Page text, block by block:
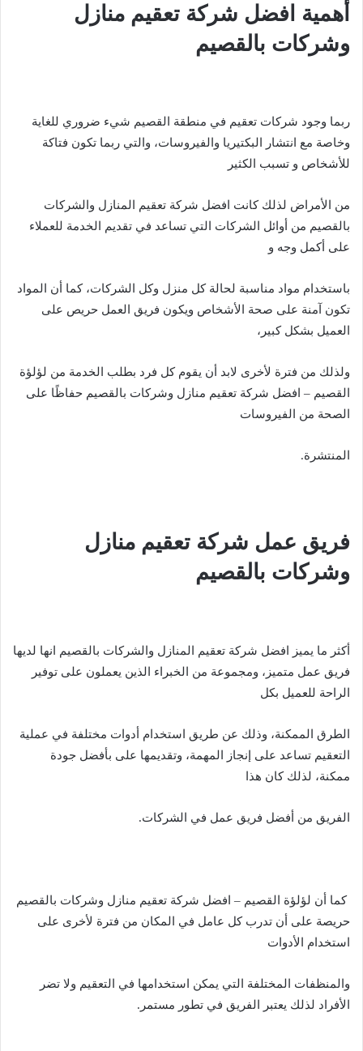
أهمية افضل شركة تعقيم منازل
وشركات بالقصيم
ربما وجود شركات تعقيم في منطقة القصيم شيء ضروري للغاية
وخاصة مع انتشار البكتيريا والفيروسات، والتي ربما تكون فتاكة
للأشخاص و تسبب الكثير
من الأمراض لذلك كانت افضل شركة تعقيم المنازل والشركات
بالقصيم من أوائل الشركات التي تساعد في تقديم الخدمة للعملاء
على أكمل وجه و
باستخدام مواد مناسبة لحالة كل منزل وكل الشركات، كما أن المواد
تكون آمنة على صحة الأشخاص ويكون فريق العمل حريص على
العميل بشكل كبير،
ولذلك من فترة لأخرى لابد أن يقوم كل فرد بطلب الخدمة من لؤلؤة
القصيم – افضل شركة تعقيم منازل وشركات بالقصيم حفاظًا على
الصحة من الفيروسات
المنتشرة.
فريق عمل شركة تعقيم منازل
وشركات بالقصيم
أكثر ما يميز افضل شركة تعقيم المنازل والشركات بالقصيم انها لديها
فريق عمل متميز، ومجموعة من الخبراء الذين يعملون على توفير
الراحة للعميل بكل
الطرق الممكنة، وذلك عن طريق استخدام أدوات مختلفة في عملية
التعقيم تساعد على إنجاز المهمة، وتقديمها على بأفضل جودة
ممكنة، لذلك كان هذا
الفريق من أفضل فريق عمل في الشركات.
كما أن لؤلؤة القصيم – افضل شركة تعقيم منازل وشركات بالقصيم
حريصة على أن تدرب كل عامل في المكان من فترة لأخرى على
استخدام الأدوات
والمنظفات المختلفة التي يمكن استخدامها في التعقيم ولا تضر
الأفراد لذلك يعتبر الفريق في تطور مستمر.